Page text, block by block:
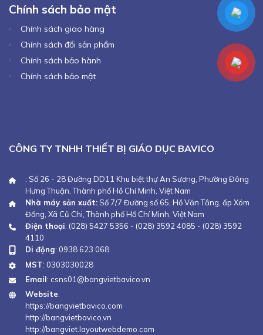
Chính sách bảo mật
Chính sách giao hàng
Chính sách đổi sản phẩm
Chính sách bảo hành
Chính sách bảo mật
CÔNG TY TNHH THIẾT BỊ GIÁO DỤC BAVICO
: Số 26 - 28 Đường DD11 Khu biệt thự An Sương, Phường Đông
Hưng Thuận, Thành phố Hồ Chí Minh, Việt Nam
Nhà máy sản xuất: Số 7/7 Đường số 65, Hồ Văn Tắng, ấp Xóm
Đồng, Xã Củ Chi, Thành phố Hồ Chí Minh, Việt Nam
Điện thoại: (028) 5427 5356 - (028) 3592 4085 - (028) 3592
4110
Di động: 0938 623 068
MST: 0303030028
Email: csns01@bangvietbavico.vn
Website:
https://bangvietbavico.com
http://bangvietbavico.vn
http://bangviet.layoutwebdemo.com